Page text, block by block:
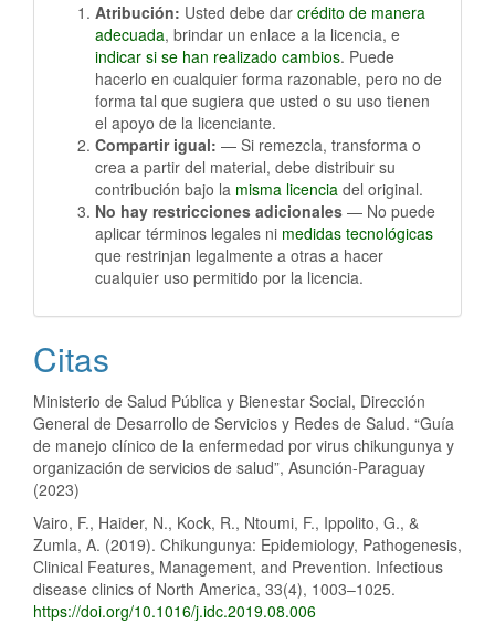
Atribución: Usted debe dar crédito de manera
adecuada, brindar un enlace a la licencia, e
indicar si se han realizado cambios. Puede
hacerlo en cualquier forma razonable, pero no de
forma tal que sugiera que usted o su uso tienen
el apoyo de la licenciante.
Compartir igual: — Si remezcla, transforma o
crea a partir del material, debe distribuir su
contribución bajo la misma licencia del original.
No hay restricciones adicionales — No puede
aplicar términos legales ni medidas tecnológicas
que restrinjan legalmente a otras a hacer
cualquier uso permitido por la licencia.
Citas
Ministerio de Salud Pública y Bienestar Social, Dirección
General de Desarrollo de Servicios y Redes de Salud. “Guía
de manejo clínico de la enfermedad por virus chikungunya y
organización de servicios de salud”, Asunción-Paraguay
(2023)
Vairo, F., Haider, N., Kock, R., Ntoumi, F., Ippolito, G., &
Zumla, A. (2019). Chikungunya: Epidemiology, Pathogenesis,
Clinical Features, Management, and Prevention. Infectious
disease clinics of North America, 33(4), 1003–1025.
https://doi.org/10.1016/j.idc.2019.08.006